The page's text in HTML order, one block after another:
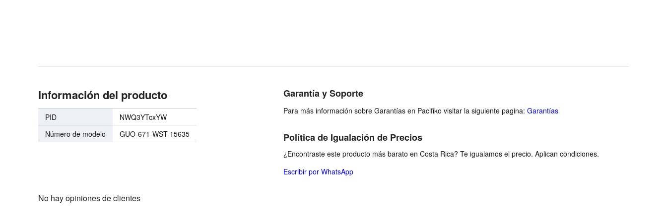
Información del producto
PID
NWQ3YTcxYW
Número de modelo
GUO-671-WST-15635
Garantía y Soporte
Para más información sobre Garantías en Pacifiko visitar la siguiente pagina: Garantías
Política de Igualación de Precios
¿Encontraste este producto más barato en Costa Rica? Te igualamos el precio. Aplican condiciones.
Escribir por WhatsApp
No hay opiniones de clientes